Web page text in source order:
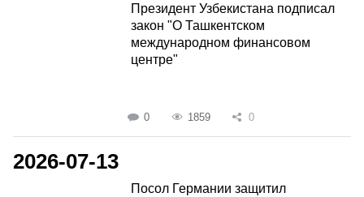
Президент Узбекистана подписал
закон "О Ташкентском
международном финансовом
центре"
0 1859 0
2026-07-13
Посол Германии защитил